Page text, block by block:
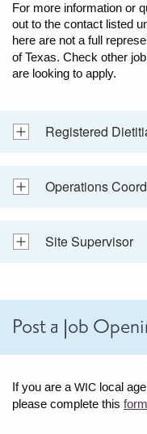
For more information or
out to the contact listed
here are not a full
of Texas. Check other
are looking to apply.
Registered
Operations
Site Supervisor
Post a Job
If you are a WIC local
please complete this form